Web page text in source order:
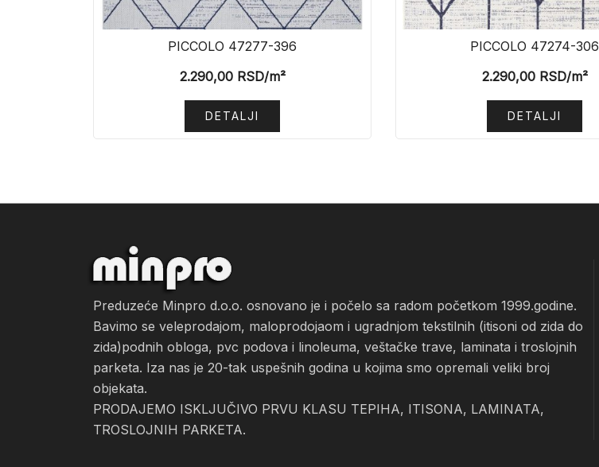
PICCOLO 47277-396
2.290,00RSD/m²
DETALJI
PICCOLO 47274-306
2.290,00RSD/m²
DETALJI
Preduzeće Minpro d.o.o. osnovano je i počelo sa radom početkom 1999.godine.
Bavimo se veleprodajom, maloprodojaom i ugradnjom tekstilnih (itisoni od zida do
zida)podnih obloga, pvc podova i linoleuma, veštačke trave, laminata i troslojnih
parketa. Iza nas je 20-tak uspešnih godina u kojima smo opremali veliki broj
objekata.
PRODAJEMO ISKLJUČIVO PRVU KLASU TEPIHA, ITISONA, LAMINATA,
TROSLOJNIH PARKETA.